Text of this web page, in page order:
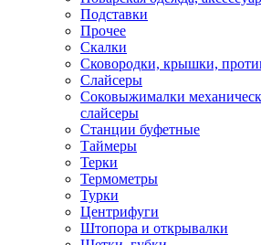
Подставки
Прочее
Скалки
Сковородки, крышки,
Слайсеры
Соковыжималки
слайсеры
Станции буфетные
Таймеры
Терки
Термометры
Турки
Центрифуги
Штопора и открывалки